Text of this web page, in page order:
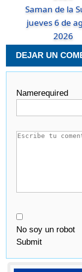
Saman de la
jueves 6 de
2026
DEJAR UN
Namerequired
No soy un robot
Submit